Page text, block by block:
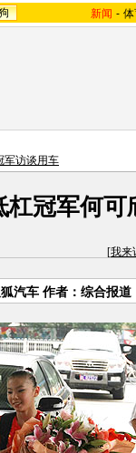
新闻 -
军访谈用车
冠军何可
[我来
汽车 作者：综合报道